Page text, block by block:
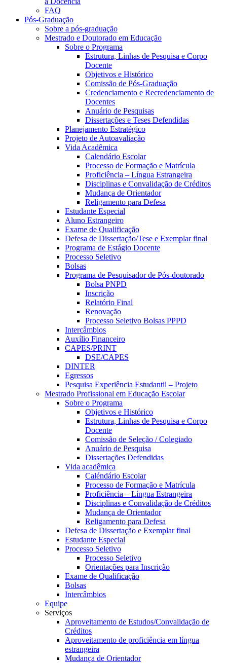
FAQ
Pós-Graduação
Sobre a pós-graduação
Mestrado e Doutorado em Educação
Sobre o Programa
Estrutura, Linhas de Pesquisa e Corpo
Docente
Objetivos e Histórico
Comissão de Pós-Graduação
Credenciamento e Recredenciamento de
Docentes
Anuário de Pesquisas
Dissertações e Teses Defendidas
Planejamento Estratégico
Projeto de Autoavaliação
Vida Acadêmica
Calendário Escolar
Processo de Formação e Matrícula
Proficiência – Língua Estrangeira
Disciplinas e Convalidação de Créditos
Mudança de Orientador
Religamento para Defesa
Estudante Especial
Aluno Estrangeiro
Exame de Qualificação
Defesa de Dissertação/Tese e Exemplar final
Programa de Estágio Docente
Processo Seletivo
Bolsas
Programa de Pesquisador de Pós-doutorado
Bolsa PNPD
Inscrição
Relatório Final
Renovação
Processo Seletivo Bolsas PPPD
Intercâmbios
Auxílio Financeiro
CAPES/PRINT
DSE/CAPES
DINTER
Egressos
Pesquisa Experiência Estudantil – Projeto
Mestrado Profissional em Educação Escolar
Sobre o Programa
Objetivos e Histórico
Estrutura, Linhas de Pesquisa e Corpo
Docente
Comissão de Seleção / Colegiado
Anuário de Pesquisa
Dissertações Defendidas
Vida acadêmica
Caléndário Escolar
Processo de Formação e Matrícula
Proficiência – Língua Estrangeira
Disciplinas e Convalidação de Créditos
Mudança de Orientador
Religamento para Defesa
Defesa de Dissertação e Exemplar final
Estudante Especial
Processo Seletivo
Processo Seletivo
Orientações para Inscrição
Exame de Qualificação
Bolsas
Intercâmbios
Equipe
Serviços
Aproveitamento de Estudos/Convalidação de
Créditos
Aproveitamento de proficiência em língua
estrangeira
Mudança de Orientador